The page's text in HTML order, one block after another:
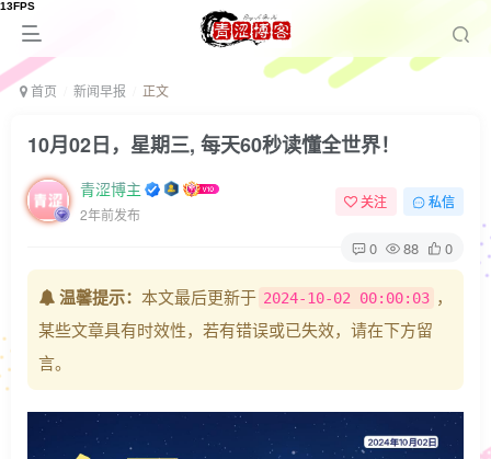
首页 新闻早报 正文
10月02日，星期三, 每天60秒读懂全世界！
青涩博主
2年前发布
关注 私信
0 88 0
温馨提示： 本文最后更新于 2024-10-02 00:00:03 ，
某些文章具有时效性，若有错误或已失效，请在下方留
言。